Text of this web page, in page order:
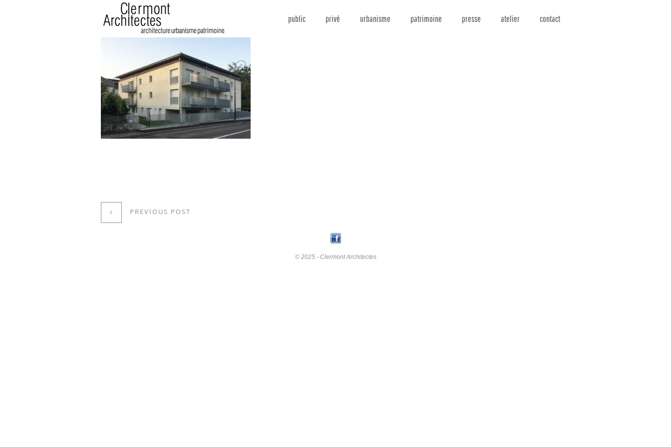
public privé urbanisme patrimoine presse atelier contact
PREVIOUS POST
© 2025 - Clermont Architectes